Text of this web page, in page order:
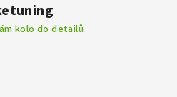
kolo do detailů